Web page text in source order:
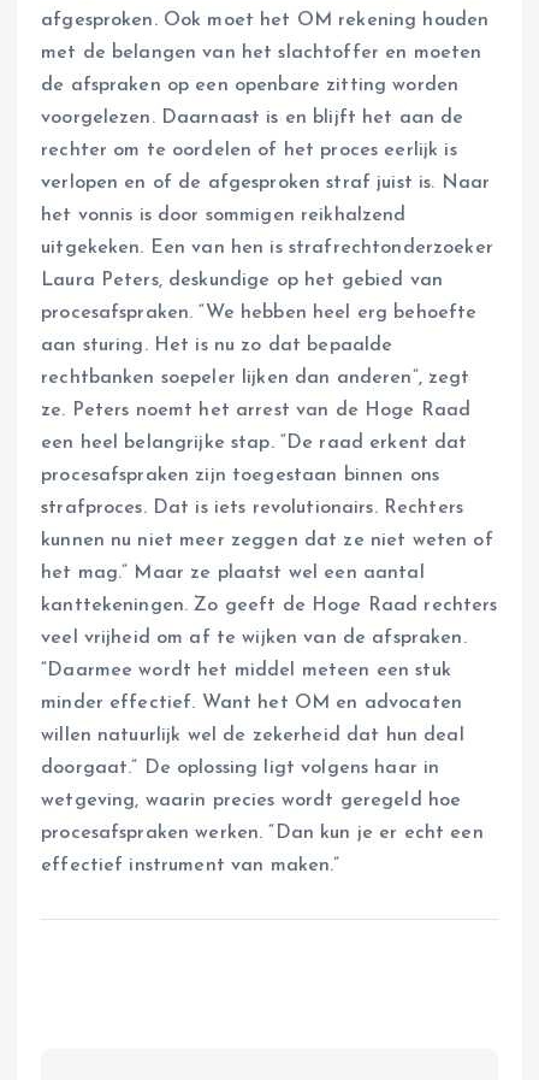
afgesproken. Ook moet het OM rekening houden
met de belangen van het slachtoffer en moeten
de afspraken op een openbare zitting worden
voorgelezen. Daarnaast is en blijft het aan de
rechter om te oordelen of het proces eerlijk is
verlopen en of de afgesproken straf juist is. Naar
het vonnis is door sommigen reikhalzend
uitgekeken. Een van hen is strafrechtonderzoeker
Laura Peters, deskundige op het gebied van
procesafspraken. “We hebben heel erg behoefte
aan sturing. Het is nu zo dat bepaalde
rechtbanken soepeler lijken dan anderen”, zegt
ze. Peters noemt het arrest van de Hoge Raad
een heel belangrijke stap. “De raad erkent dat
procesafspraken zijn toegestaan binnen ons
strafproces. Dat is iets revolutionairs. Rechters
kunnen nu niet meer zeggen dat ze niet weten of
het mag.” Maar ze plaatst wel een aantal
kanttekeningen. Zo geeft de Hoge Raad rechters
veel vrijheid om af te wijken van de afspraken.
“Daarmee wordt het middel meteen een stuk
minder effectief. Want het OM en advocaten
willen natuurlijk wel de zekerheid dat hun deal
doorgaat.” De oplossing ligt volgens haar in
wetgeving, waarin precies wordt geregeld hoe
procesafspraken werken. “Dan kun je er echt een
effectief instrument van maken.”